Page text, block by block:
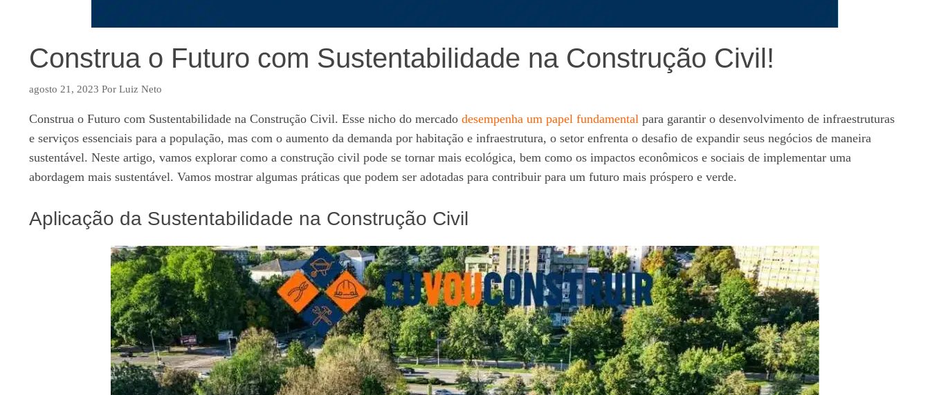
Construa o Futuro com Sustentabilidade na Construção Civil!
agosto 21, 2023 Por Luiz Neto
Construa o Futuro com Sustentabilidade na Construção Civil. Esse nicho do mercado desempenha um papel fundamental para garantir o desenvolvimento de infraestruturas
e serviços essenciais para a população, mas com o aumento da demanda por habitação e infraestrutura, o setor enfrenta o desafio de expandir seus negócios de maneira
sustentável. Neste artigo, vamos explorar como a construção civil pode se tornar mais ecológica, bem como os impactos econômicos e sociais de implementar uma
abordagem mais sustentável. Vamos mostrar algumas práticas que podem ser adotadas para contribuir para um futuro mais próspero e verde.
Aplicação da Sustentabilidade na Construção Civil